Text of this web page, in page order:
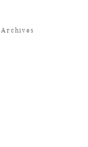
Archives